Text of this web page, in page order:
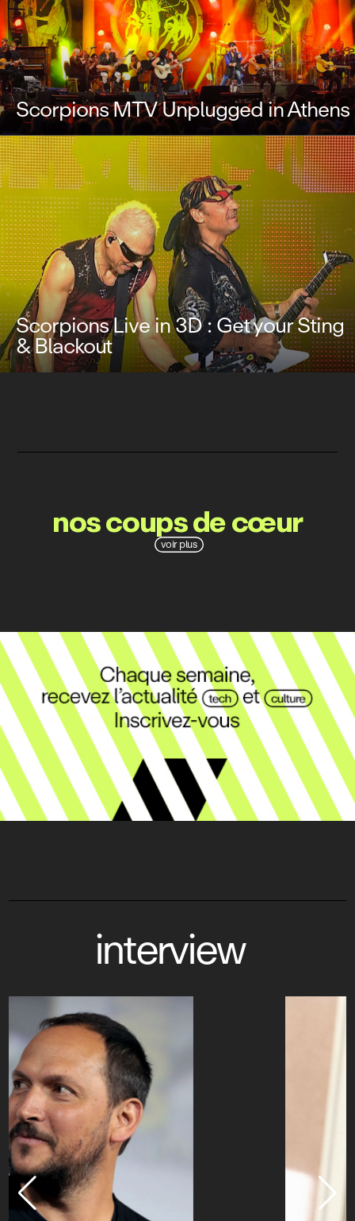
Scorpions MTV Unplugged in Athens
Scorpions Live in 3D : Get your Sting
& Blackout
voir plus
nos coups de cœur
interview